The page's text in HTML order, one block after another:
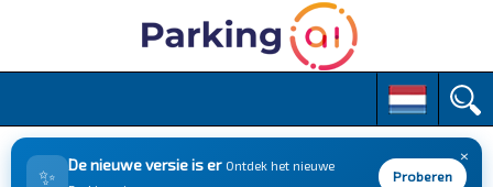
M
i
×
✨ De nieuwe versie is er Ontdek het nieuwe
Proberen